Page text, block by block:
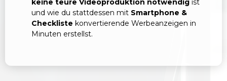
keine teure Videoproduktion notwendig ist
und wie du stattdessen mit Smartphone &
Checkliste konvertierende Werbeanzeigen in
Minuten erstellst.